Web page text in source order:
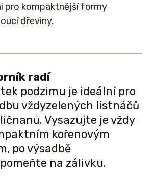
pro kompaktnější formy
dřeviny.
radí
podzimu je ideální pro
vždyzelených listnáčů
Vysazujte je vždy
kořenovým
po výsadbě
na zálivku.